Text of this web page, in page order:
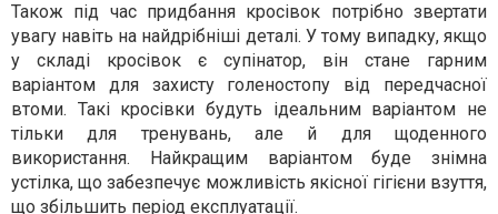
Також під час придбання кросівок потрібно звертати
увагу навіть на найдрібніші деталі. У тому випадку, якщо
у складі кросівок є супінатор, він стане гарним
варіантом для захисту голеностопу від передчасної
втоми. Такі кросівки будуть ідеальним варіантом не
тільки для тренувань, але й для щоденного
використання. Найкращим варіантом буде знімна
устілка, що забезпечує можливість якісної гігієни взуття,
що збільшить період експлуатації.